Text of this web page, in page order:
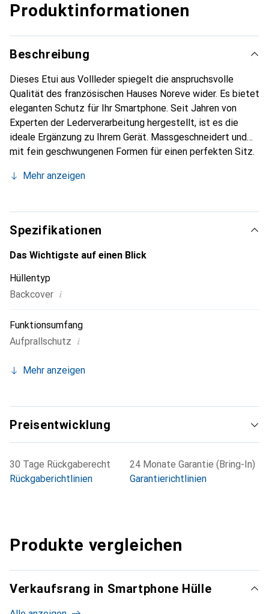
Produktinformationen
Beschreibung
Dieses Etui aus Vollleder spiegelt die anspruchsvolle
Qualität des französischen Hauses Noreve wider. Es bietet
eleganten Schutz für Ihr Smartphone. Seit Jahren von
Experten der Lederverarbeitung hergestellt, ist es die
ideale Ergänzung zu Ihrem Gerät. Massgeschneidert und
mit fein geschwungenen Formen für einen perfekten Sitz.
Smartphone. Die Marke Noreve ist international für ihre
für den anspruchsvollen Kunden.
Mehr anzeigen
Spezifikationen
Das Wichtigste auf einen Blick
Hüllentyp
Backcover i
Funktionsumfang
Aufprallschutz i
Mehr anzeigen
Preisentwicklung
30 Tage Rückgaberecht
Rückgaberichtlinien
24 Monate Garantie (Bring-In)
Garantierichtlinien
Produkte vergleichen
Verkaufsrang in Smartphone Hülle